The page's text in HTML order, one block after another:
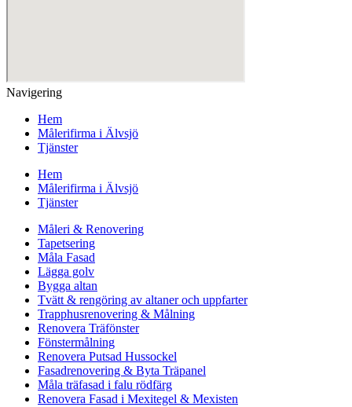
Navigering
Hem
Målerifirma i Älvsjö
Tjänster
Hem
Målerifirma i Älvsjö
Tjänster
Måleri & Renovering
Tapetsering
Måla Fasad
Lägga golv
Bygga altan
Tvätt & rengöring av altaner och uppfarter
Trapphusrenovering & Målning
Renovera Träfönster
Fönstermålning
Renovera Putsad Hussockel
Fasadrenovering & Byta Träpanel
Måla träfasad i falu rödfärg
Renovera Fasad i Mexitegel & Mexisten